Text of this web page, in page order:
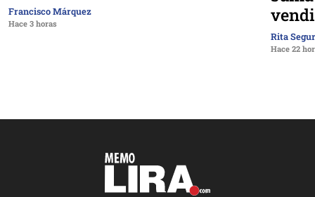
Francisco Márquez
Hace 3 horas
Rita
Hace 22